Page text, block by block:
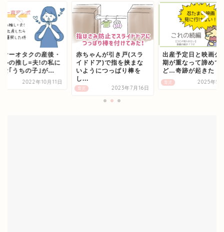
サーオタクの産後・
ルの推し=夫!の私に
な｢うちの子｣が...
2022年10月11日
育児
赤ちゃんが引き戸(スラ
イドドア)で指を挟まな
いようにつっぱり棒を
し...
2023年7月16日
育児
出産予定日と映画公
期が重なって諦めて
ど…奇跡が起きた
2025年5